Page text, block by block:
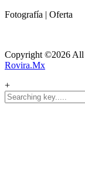
Fotografía | Oferta
Copyright ©2026 All
Rovira.Mx
+